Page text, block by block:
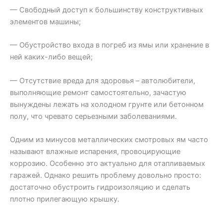
— Свободный доступ к большинству конструктивных
элементов машины;
— Обустройство входа в погреб из ямы или хранение в
ней каких-либо вещей;
— Отсутствие вреда для здоровья – автолюбители,
выполняющие ремонт самостоятельно, зачастую
вынуждены лежать на холодном грунте или бетонном
полу, что чревато серьезными заболеваниями.
Одним из минусов металлических смотровых ям часто
называют влажные испарения, провоцирующие
коррозию. Особенно это актуально для отапливаемых
гаражей. Однако решить проблему довольно просто:
достаточно обустроить гидроизоляцию и сделать
плотно прилегающую крышку.